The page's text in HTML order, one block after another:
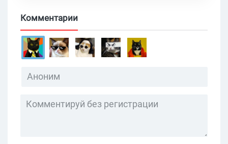
Комментарии